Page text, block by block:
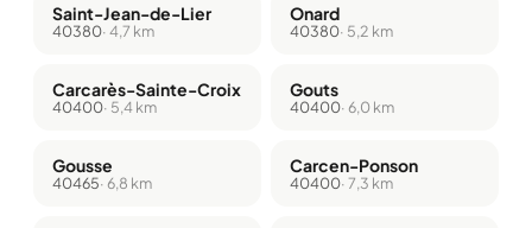
Saint-Jean-de-Lier
40380· 4,7 km
Onard
40380· 5,2 km
Carcarès-Sainte-Croix
40400· 5,4 km
Gouts
40400· 6,0 km
Gousse
40465· 6,8 km
Carcen-Ponson
40400· 7,3 km